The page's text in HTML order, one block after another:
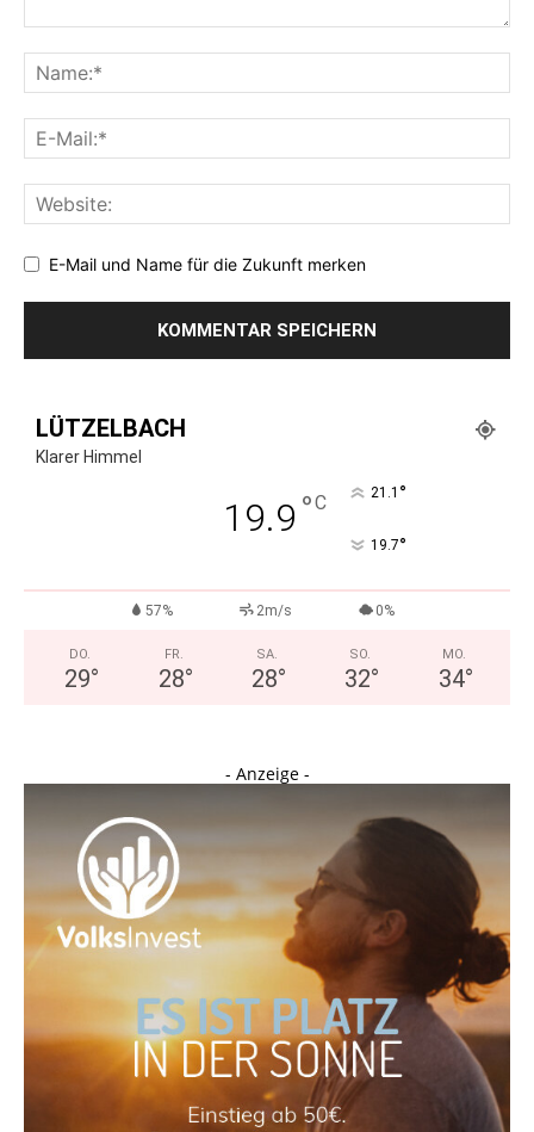
E-Mail und Name für die Zukunft merken
LÜTZELBACH
Klarer Himmel
19.9 °C 21.1 °
19.7°
57% 2m/s 0%
DO.
29°
FR.
28°
SA.
28°
SO.
32°
MO.
34°
- Anzeige -